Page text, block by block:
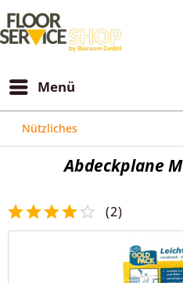
Menü
Nützliches
Abdeckplane
(2)